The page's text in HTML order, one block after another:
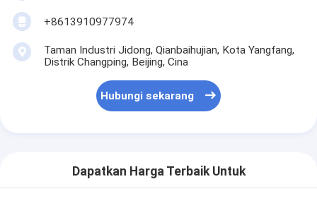
+8613910977974
Taman Industri Jidong, Qianbaihujian, Kota Yangfang,
Distrik Changping, Beijing, Cina
Hubungi sekarang
Dapatkan Harga Terbaik Untuk